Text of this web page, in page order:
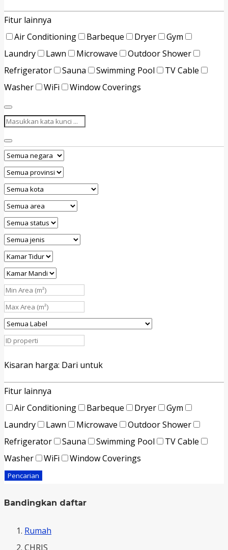
Fitur lainnya
Air Conditioning
Barbeque Dryer
Gym
Laundry
Lawn Microwave
Outdoor Shower
Refrigerator
Sauna Swimming Pool
TV Cable
Washer
WiFi Window Coverings
Kisaran harga: Dari untuk
Fitur lainnya
Air Conditioning
Barbeque Dryer
Gym
Laundry
Lawn Microwave
Outdoor Shower
Refrigerator
Sauna Swimming Pool
TV Cable
Washer
WiFi Window Coverings
Pencarian
Bandingkan daftar
Rumah
CHRIS